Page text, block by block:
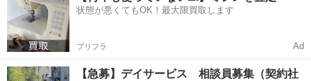
サポートが整っているため、安心...
状態が悪くてもOK！最大限買取します
プリフラ Ad
【急募】デイサービス 相談員募集（契約社